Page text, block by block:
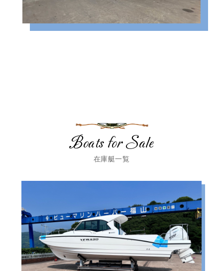
在庫艇一覧
Boats for Sale